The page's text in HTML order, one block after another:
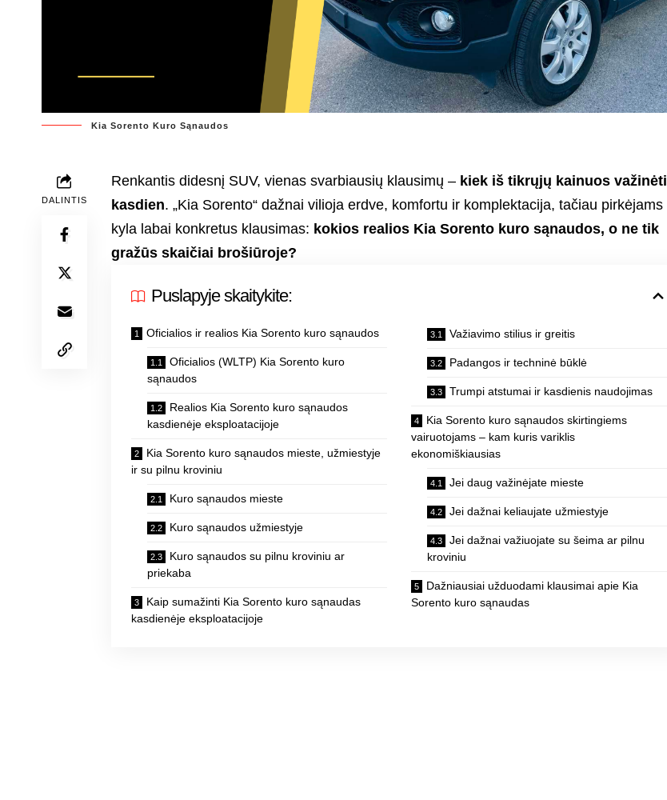
Kia Sorento Kuro Sąnaudos
DALINTIS
Renkantis didesnį SUV, vienas svarbiausių klausimų – kiek iš tikrųjų kainuos važinėti
kasdien. „Kia Sorento“ dažnai vilioja erdve, komfortu ir komplektacija, tačiau pirkėjams
kyla labai konkretus klausimas: kokios realios Kia Sorento kuro sąnaudos, o ne tik
gražūs skaičiai brošiūroje?
Puslapyje skaitykite:
Oficialios ir realios Kia Sorento kuro sąnaudos
Oficialios (WLTP) Kia Sorento kuro
sąnaudos
Realios Kia Sorento kuro sąnaudos
kasdienėje eksploatacijoje
Kia Sorento kuro sąnaudos mieste, užmiestyje
ir su pilnu kroviniu
Kuro sąnaudos mieste
Kuro sąnaudos užmiestyje
Kuro sąnaudos su pilnu kroviniu ar
priekaba
Kaip sumažinti Kia Sorento kuro sąnaudas
kasdienėje eksploatacijoje
Važiavimo stilius ir greitis
Padangos ir techninė būklė
Trumpi atstumai ir kasdienis naudojimas
Kia Sorento kuro sąnaudos skirtingiems
vairuotojams – kam kuris variklis
ekonomiškiausias
Jei daug važinėjate mieste
Jei dažnai keliaujate užmiestyje
Jei dažnai važiuojate su šeima ar pilnu
kroviniu
Dažniausiai užduodami klausimai apie Kia
Sorento kuro sąnaudas